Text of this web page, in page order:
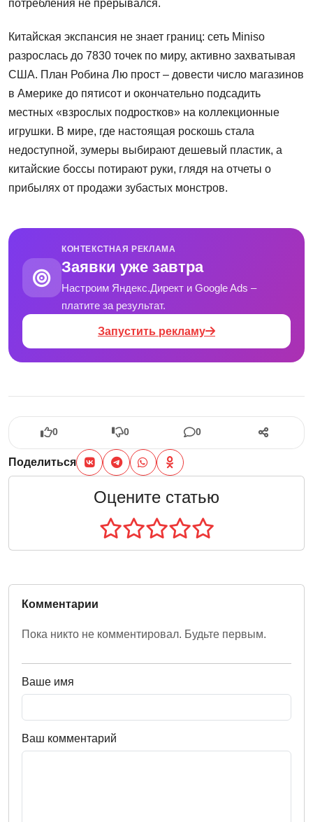
потребления не прерывался.
Китайская экспансия не знает границ: сеть Miniso
разрослась до 7830 точек по миру, активно захватывая
США. План Робина Лю прост – довести число магазинов
в Америке до пятисот и окончательно подсадить
местных «взрослых подростков» на коллекционные
игрушки. В мире, где настоящая роскошь стала
недоступной, зумеры выбирают дешевый пластик, а
китайские боссы потирают руки, глядя на отчеты о
прибылях от продажи зубастых монстров.
КОНТЕКСТНАЯ РЕКЛАМА
Заявки уже завтра
Настроим Яндекс.Директ и Google Ads –
платите за результат.
Запустить рекламу
0 0 0
Поделиться
Оцените статью
Комментарии
Пока никто не комментировал. Будьте первым.
Ваше имя
Ваш комментарий